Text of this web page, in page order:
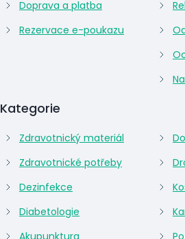
Doprava a platba
Rezervace e-poukazu
Kategorie
Zdravotnický materiál
Zdravotnické potřeby
Dezinfekce
Diabetologie
Akupunktura